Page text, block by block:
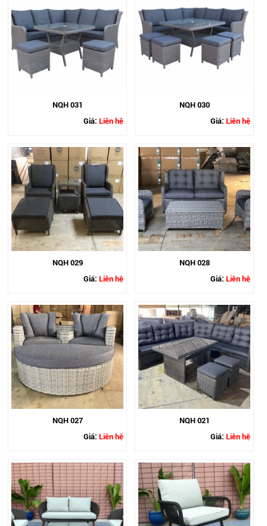
NQH 031
Giá:Liên hệ
NQH 030
Giá:Liên hệ
NQH 029
Giá:Liên hệ
NQH 028
Giá:Liên hệ
NQH 027
Giá:Liên hệ
NQH 021
Giá:Liên hệ